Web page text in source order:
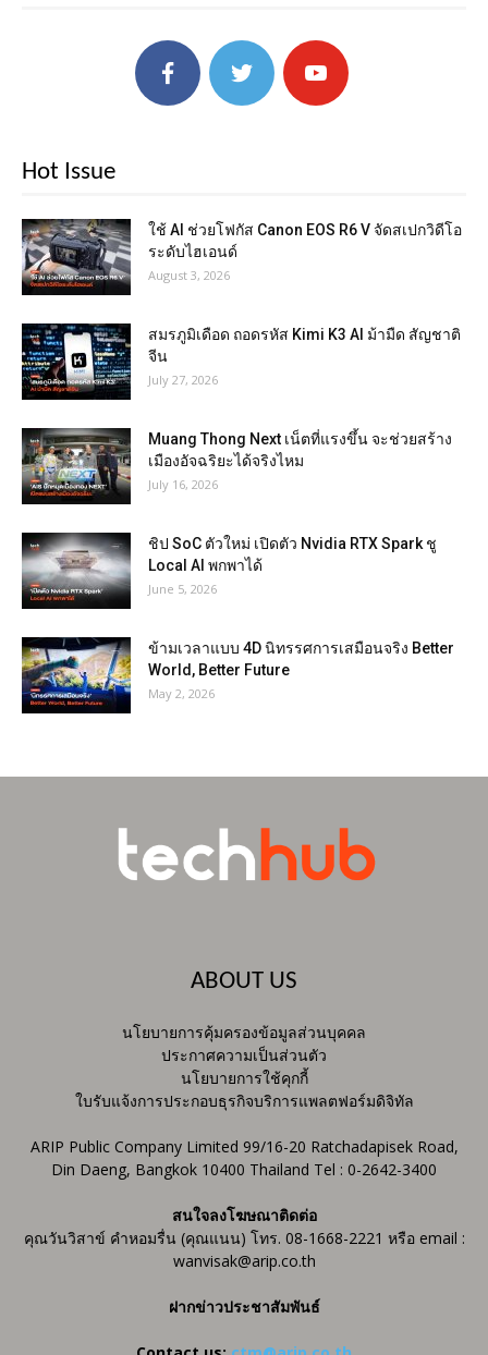
Hot Issue
ใช้ AI ช่วยโฟกัส Canon EOS R6 V จัดสเปกวิดีโอ
ระดับไฮเอนด์
August 3, 2026
สมรภูมิเดือด ถอดรหัส Kimi K3 AI ม้ามืด สัญชาติ
จีน
July 27, 2026
Muang Thong Next เน็ตที่แรงขึ้น จะช่วยสร้าง
เมืองอัจฉริยะได้จริงไหม
July 16, 2026
ชิป SoC ตัวใหม่ เปิดตัว Nvidia RTX Spark ชู
Local AI พกพาได้
June 5, 2026
ข้ามเวลาแบบ 4D นิทรรศการเสมือนจริง Better
World, Better Future
May 2, 2026
ABOUT US
นโยบายการคุ้มครองข้อมูลส่วนบุคคล
ประกาศความเป็นส่วนตัว
นโยบายการใช้คุกกี้
ใบรับแจ้งการประกอบธุรกิจบริการแพลตฟอร์มดิจิทัล
ARIP Public Company Limited 99/16-20 Ratchadapisek Road,
Din Daeng, Bangkok 10400 Thailand Tel : 0-2642-3400
สนใจลงโฆษณาติดต่อ
คุณวันวิสาข์ คำหอมรื่น (คุณแนน) โทร. 08-1668-2221 หรือ email :
wanvisak@arip.co.th
ฝากข่าวประชาสัมพันธ์